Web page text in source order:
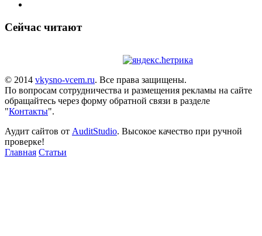
Сейчас читают
© 2014 vkysno-vcem.ru. Все права защищены.
По вопросам сотрудничества и размещения рекламы на сайте
обращайтесь через форму обратной связи в разделе
"Контакты".
Аудит сайтов от AuditStudio. Высокое качество при ручной
проверке!
Главная Статьи